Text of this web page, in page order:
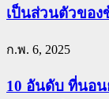
เป็นส่วนตัวของ
ก.พ. 6, 2025
10 อันดับ ที่นอ